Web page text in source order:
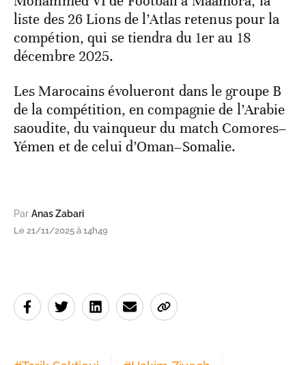
liste des 26 Lions de l’Atlas retenus pour la
compétion, qui se tiendra du 1er au 18
décembre 2025.
Les Marocains évolueront dans le groupe B
de la compétition, en compagnie de l’Arabie
saoudite, du vainqueur du match Comores–
Yémen et de celui d’Oman–Somalie.
Par Anas Zabari
Le 21/11/2025 à 14h49